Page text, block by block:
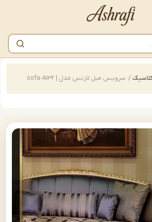
سرویس مبل لارنس مدل | sofa-A132